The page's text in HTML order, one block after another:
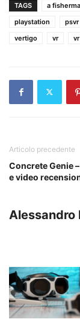
TAGS a
playstation
psvr
vertigo
vr
Articolo precedente
Concrete Genie
e video
Alessandro